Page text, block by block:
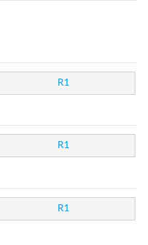
R1
R1
R1